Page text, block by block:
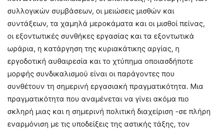
συλλογικών συμβάσεων, οι μειώσεις μισθών και
συντάξεων, τα χαμηλά μεροκάματα και οι μισθοί πείνας,
οι εξοντωτικές συνθήκες εργασίας και τα εξοντωτικά
ωράρια, η κατάργηση της κυριακάτικης αργίας, η
εργοδοτική αυθαιρεσία και το χτύπημα οποιασδήποτε
μορφής συνδικαλισμού είναι οι παράγοντες που
συνθέτουν τη σημερινή εργασιακή πραγματικότητα. Μια
πραγματικότητα που αναμένεται να γίνει ακόμα πιο
σκληρή μιας και η σημερινή πολιτική διαχείριση -σε πλήρη
εναρμόνιση με τις υποδείξεις της αστικής τάξης, τον